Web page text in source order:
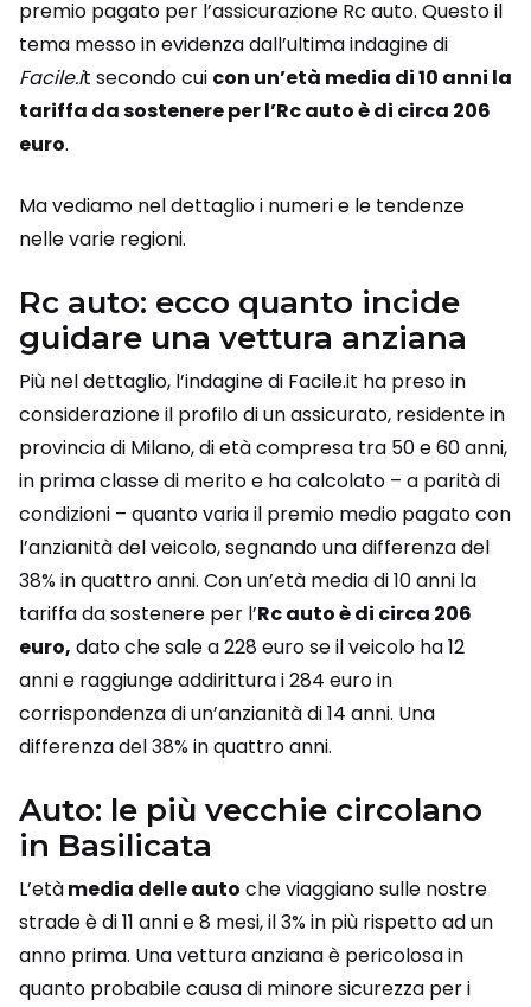
premio pagato per l’assicurazione Rc auto. Questo il
tema messo in evidenza dall’ultima indagine di
Facile.it secondo cui con un’età media di 10 anni la
tariffa da sostenere per l’Rc auto è di circa 206
euro.
Ma vediamo nel dettaglio i numeri e le tendenze
nelle varie regioni.
Rc auto: ecco quanto incide
guidare una vettura anziana
Più nel dettaglio, l’indagine di Facile.it ha preso in
considerazione il profilo di un assicurato, residente in
provincia di Milano, di età compresa tra 50 e 60 anni,
in prima classe di merito e ha calcolato – a parità di
condizioni – quanto varia il premio medio pagato con
l’anzianità del veicolo, segnando una differenza del
38% in quattro anni. Con un’età media di 10 anni la
tariffa da sostenere per l’Rc auto è di circa 206
euro, dato che sale a 228 euro se il veicolo ha 12
anni e raggiunge addirittura i 284 euro in
corrispondenza di un’anzianità di 14 anni. Una
differenza del 38% in quattro anni.
Auto: le più vecchie circolano
in Basilicata
L’etàmedia delle auto che viaggiano sulle nostre
strade è di 11 anni e 8 mesi, il 3% in più rispetto ad un
anno prima. Una vettura anziana è pericolosa in
quanto probabile causa di minore sicurezza per i